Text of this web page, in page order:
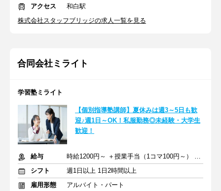
アクセス
和白駅
株式会社スタッフブリッジの求人一覧を見る
合同会社ミライト
学習塾ミライト
【個別指導塾講師】夏休みは週3～5日も歓
迎♪週1日～OK！私服勤務◎未経験・大学生
歓迎！
給与
時給1200円～ ＋授業手当（1コマ100円～） ＋交通費支給
シフト
週1日以上 1日2時間以上
雇用形態
アルバイト・パート